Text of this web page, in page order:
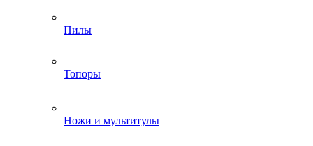
Пилы
Топоры
Ножи и мультитулы